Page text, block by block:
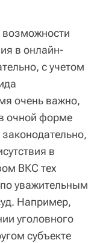
возможности
в онлайн-
с учетом
очень важно,
очной форме
в
ВКС тех
уважительным
Например,
уголовного
субъекте